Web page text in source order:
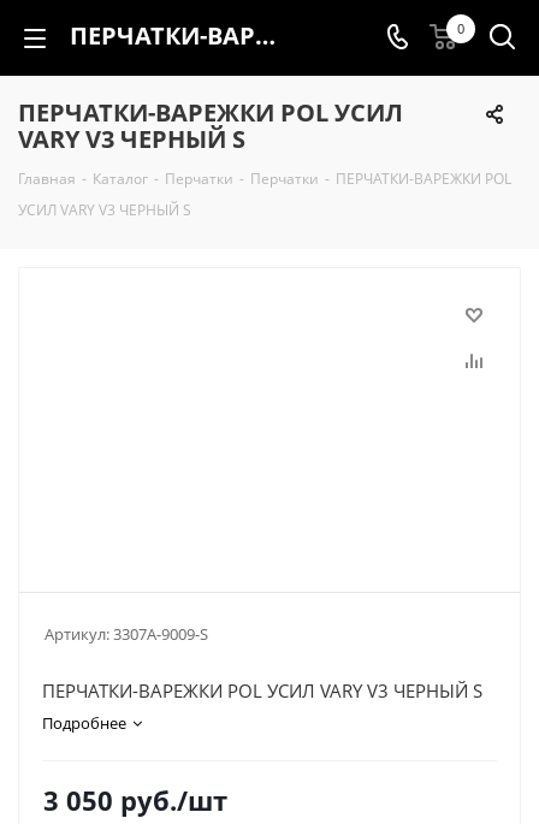
ПЕРЧАТКИ-ВАРЕЖКИ POL УСИЛ VARY V3 ЧЕРНЫЙ S 0
ПЕРЧАТКИ-ВАРЕЖКИ POL УСИЛ
VARY V3 ЧЕРНЫЙ S
Главная - Каталог - Перчатки - Перчатки - ПЕРЧАТКИ-ВАРЕЖКИ POL
УСИЛ VARY V3 ЧЕРНЫЙ S
Артикул:3307A-9009-S
ПЕРЧАТКИ-ВАРЕЖКИ POL УСИЛ VARY V3 ЧЕРНЫЙ S
Подробнее
3 050 руб./шт